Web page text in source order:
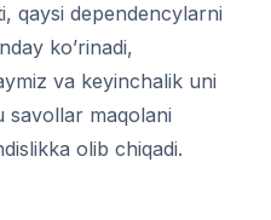
qaysi dependencylarni
ko’rinadi,
va keyinchalik uni
savollar maqolani
olib chiqadi.